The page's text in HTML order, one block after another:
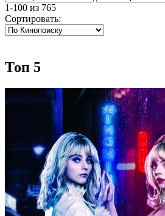
1-100 из 765
Сортировать:
Топ 5